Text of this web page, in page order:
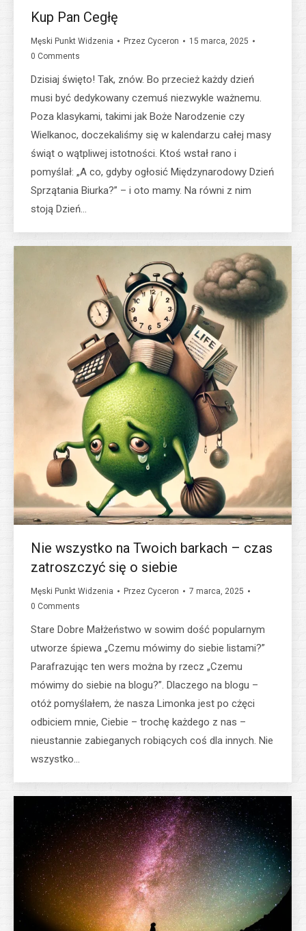
Kup Pan Cegłę
Męski Punkt Widzenia Przez Cyceron
15 marca, 2025
0 Comments
Dzisiaj święto! Tak, znów. Bo przecież każdy dzień
musi być dedykowany czemuś niezwykle ważnemu.
Poza klasykami, takimi jak Boże Narodzenie czy
Wielkanoc, doczekaliśmy się w kalendarzu całej masy
świąt o wątpliwej istotności. Ktoś wstał rano i
pomyślał: „A co, gdyby ogłosić Międzynarodowy Dzień
Sprzątania Biurka?” – i oto mamy. Na równi z nim
stoją Dzień…
Nie wszystko na Twoich barkach – czas
zatroszczyć się o siebie
Męski Punkt Widzenia Przez Cyceron
7 marca, 2025
0 Comments
Stare Dobre Małżeństwo w sowim dość popularnym
utworze śpiewa „Czemu mówimy do siebie listami?”
Parafrazując ten wers można by rzecz „Czemu
mówimy do siebie na blogu?”. Dlaczego na blogu –
otóż pomyślałem, że nasza Limonka jest po cżęci
odbiciem mnie, Ciebie – trochę każdego z nas –
nieustannie zabieganych robiących coś dla innych. Nie
wszystko…